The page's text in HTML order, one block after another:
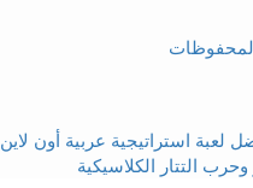
لعبة استراتيجية عربية أون لاين
التتار الكلاسيكية